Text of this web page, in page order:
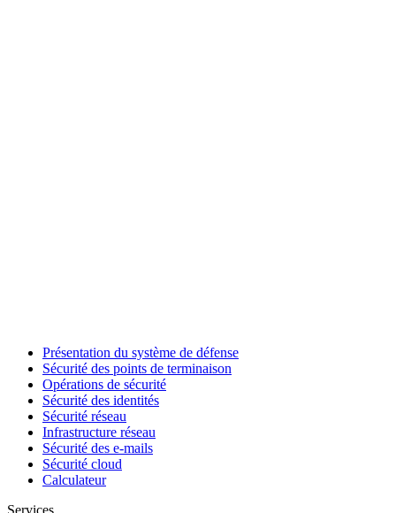
Présentation du système de défense
Sécurité des points de terminaison
Opérations de sécurité
Sécurité des identités
Sécurité réseau
Infrastructure réseau
Sécurité des e-mails
Sécurité cloud
Calculateur